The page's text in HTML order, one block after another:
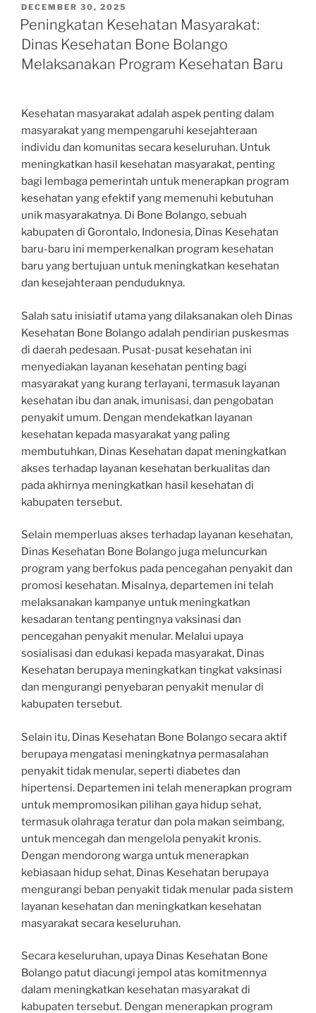
POSTED
ON
DECEMBER 30, 2025
Peningkatan Kesehatan Masyarakat:
Dinas Kesehatan Bone Bolango
Melaksanakan Program Kesehatan Baru
Kesehatan masyarakat adalah aspek penting dalam
masyarakat yang mempengaruhi kesejahteraan
individu dan komunitas secara keseluruhan. Untuk
meningkatkan hasil kesehatan masyarakat, penting
bagi lembaga pemerintah untuk menerapkan program
kesehatan yang efektif yang memenuhi kebutuhan
unik masyarakatnya. Di Bone Bolango, sebuah
kabupaten di Gorontalo, Indonesia, Dinas Kesehatan
baru-baru ini memperkenalkan program kesehatan
baru yang bertujuan untuk meningkatkan kesehatan
dan kesejahteraan penduduknya.
Salah satu inisiatif utama yang dilaksanakan oleh Dinas
Kesehatan Bone Bolango adalah pendirian puskesmas
di daerah pedesaan. Pusat-pusat kesehatan ini
menyediakan layanan kesehatan penting bagi
masyarakat yang kurang terlayani, termasuk layanan
kesehatan ibu dan anak, imunisasi, dan pengobatan
penyakit umum. Dengan mendekatkan layanan
kesehatan kepada masyarakat yang paling
membutuhkan, Dinas Kesehatan dapat meningkatkan
akses terhadap layanan kesehatan berkualitas dan
pada akhirnya meningkatkan hasil kesehatan di
kabupaten tersebut.
Selain memperluas akses terhadap layanan kesehatan,
Dinas Kesehatan Bone Bolango juga meluncurkan
program yang berfokus pada pencegahan penyakit dan
promosi kesehatan. Misalnya, departemen ini telah
melaksanakan kampanye untuk meningkatkan
kesadaran tentang pentingnya vaksinasi dan
pencegahan penyakit menular. Melalui upaya
sosialisasi dan edukasi kepada masyarakat, Dinas
Kesehatan berupaya meningkatkan tingkat vaksinasi
dan mengurangi penyebaran penyakit menular di
kabupaten tersebut.
Selain itu, Dinas Kesehatan Bone Bolango secara aktif
berupaya mengatasi meningkatnya permasalahan
penyakit tidak menular, seperti diabetes dan
hipertensi. Departemen ini telah menerapkan program
untuk mempromosikan pilihan gaya hidup sehat,
termasuk olahraga teratur dan pola makan seimbang,
untuk mencegah dan mengelola penyakit kronis.
Dengan mendorong warga untuk menerapkan
kebiasaan hidup sehat, Dinas Kesehatan berupaya
mengurangi beban penyakit tidak menular pada sistem
layanan kesehatan dan meningkatkan kesehatan
masyarakat secara keseluruhan.
Secara keseluruhan, upaya Dinas Kesehatan Bone
Bolango patut diacungi jempol atas komitmennya
dalam meningkatkan kesehatan masyarakat di
kabupaten tersebut. Dengan menerapkan program